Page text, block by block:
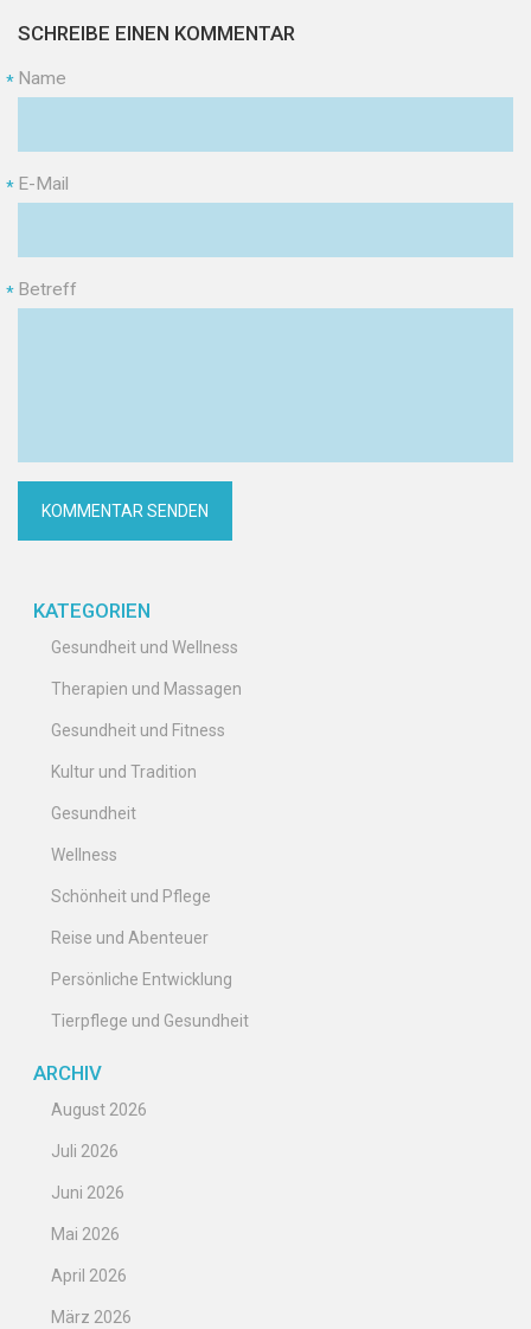
SCHREIBE EINEN KOMMENTAR
Name
*
E-Mail
*
Betreff
*
KATEGORIEN
Gesundheit und Wellness
Therapien und Massagen
Gesundheit und Fitness
Kultur und Tradition
Gesundheit
Wellness
Schönheit und Pflege
Reise und Abenteuer
Persönliche Entwicklung
Tierpflege und Gesundheit
ARCHIV
August 2026
Juli 2026
Juni 2026
Mai 2026
April 2026
März 2026